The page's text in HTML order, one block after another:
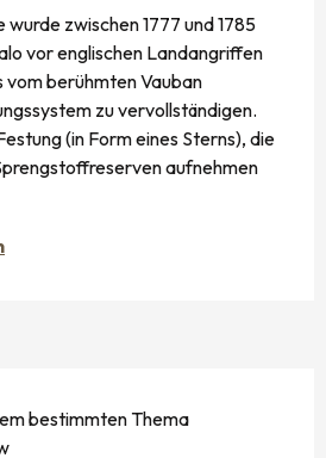
zwischen 1777 und 1785
vor englischen Landangriffen
vom berühmten Vauban
zu vervollständigen.
(in Form eines Sterns), die
aufnehmen
bestimmten Thema